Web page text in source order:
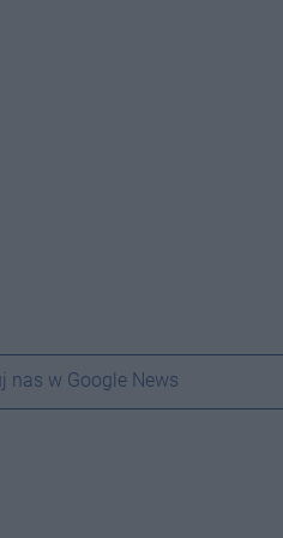
nas w Google News